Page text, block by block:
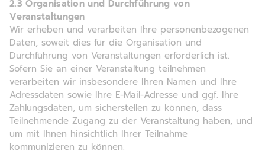
2.3 Organisation und Durchführung von
Veranstaltungen
Wir erheben und verarbeiten Ihre personenbezogenen
Daten, soweit dies für die Organisation und
Durchführung von Veranstaltungen erforderlich ist.
Sofern Sie an einer Veranstaltung teilnehmen
verarbeiten wir insbesondere Ihren Namen und Ihre
Adressdaten sowie Ihre E-Mail-Adresse und ggf. Ihre
Zahlungsdaten, um sicherstellen zu können, dass
Teilnehmende Zugang zu der Veranstaltung haben, und
um mit Ihnen hinsichtlich Ihrer Teilnahme
kommunizieren zu können.